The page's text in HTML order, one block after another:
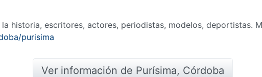
historia, escritores, actores, periodistas, modelos, deportistas.
purisima
Ver información de Purísima, Córdoba